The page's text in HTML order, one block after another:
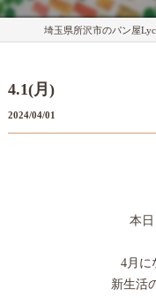
埼玉県所沢市のパン屋
4.1(月)
2024/04/01
本日
4月に
新生活